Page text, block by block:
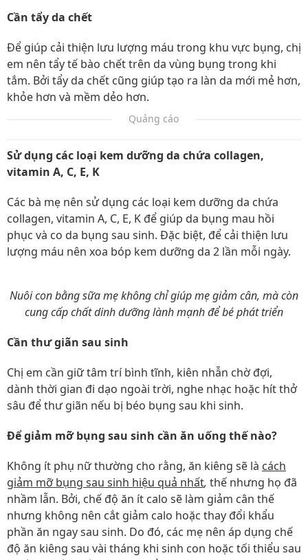
Cần tẩy da chết
Để giúp cải thiện lưu lượng máu trong khu vực bụng, chị
em nên tẩy tế bào chết trên da vùng bụng trong khi
tắm. Bởi tẩy da chết cũng giúp tạo ra làn da mới mẻ hơn,
khỏe hơn và mềm dẻo hơn.
Quảng cáo
Sử dụng các loại kem dưỡng da chứa collagen,
vitamin A, C, E, K
Các bà mẹ nên sử dụng các loại kem dưỡng da chứa
collagen, vitamin A, C, E, K để giúp da bụng mau hồi
phục và co da bụng sau sinh. Đặc biệt, để cải thiện lưu
lượng máu nên xoa bóp kem dưỡng da 2 lần mỗi ngày.
Nuôi con bằng sữa mẹ không chỉ giúp mẹ giảm cân, mà còn
cung cấp chất dinh dưỡng lành mạnh để bé phát triển
Cần thư giãn sau sinh
Chị em cần giữ tâm trí bình tĩnh, kiên nhẫn chờ đợi,
dành thời gian đi dạo ngoài trời, nghe nhạc hoặc hít thở
sâu để thư giãn nếu bị béo bụng sau khi sinh.
Để giảm mỡ bụng sau sinh cần ăn uống thế nào?
Không ít phụ nữ thường cho rằng, ăn kiêng sẽ là cách
giảm mỡ bụng sau sinh hiệu quả nhất, thế nhưng họ đã
nhầm lẫn. Bởi, chế độ ăn ít calo sẽ làm giảm cân thế
nhưng không nên cắt giảm calo hoặc thay đổi khẩu
phần ăn ngay sau sinh. Do đó, các mẹ nên áp dụng chế
độ ăn kiêng sau vài tháng khi sinh con hoặc tối thiểu sau